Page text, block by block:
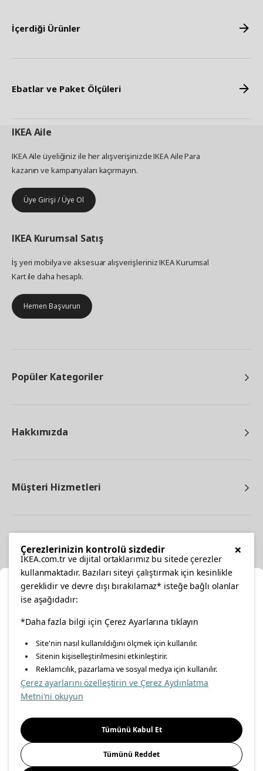
İçerdiği Ürünler
Ebatlar ve Paket Ölçüleri
IKEAAile
IKEA Aile üyeliğiniz ile her alışverişinizde IKEA Aile Para
kazanın ve kampanyaları kaçırmayın.
Üye Girişi / Üye Ol
IKEA Kurumsal Satış
İş yeri mobilya ve aksesuar alışverişleriniz IKEA Kurumsal
Kart ile daha hesaplı.
Hemen Başvurun
Popüler Kategoriler
Hakkımızda
Müşteri Hizmetleri
facebooktwitterinstagrampinterestyoutube
linkedin
Enerji Politikası Bilgi Güvenliği Politikası
Gıda Güvenliği Politikası
Önemli Bilgilendirme İnternet Sitesi Gizlilik Politikası
Kişisel Verilerin Korunması
Konumunuzu Seçin
İnternetten vereceğiniz siparişlerinizde size özel hizmet ve
içerikleri görebilmek için lütfen konumuzu seçin.
İl seçiniz
Seçiniz
×
Çerezlerinizin kontrolü sizdedir
IKEA.com.tr ve dijital ortaklarımız bu sitede çerezler
kullanmaktadır. Bazıları siteyi çalıştırmak için kesinlikle
gereklidir ve devre dışı bırakılamaz* isteğe bağlı olanlar
ise aşağıdadır:
*Daha fazla bilgi için Çerez Ayarlarına tıklayın
Site'nin nasıl kullanıldığını ölçmek için kullanılır.
Sitenin kişiselleştirilmesini etkinleştirir.
Reklamcılık, pazarlama ve sosyal medya için kullanılır.
Çerez ayarlarını özelleştirin ve Çerez Aydınlatma
Metni'ni okuyun
Tümünü Kabul Et
Tümünü Reddet